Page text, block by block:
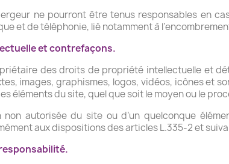
ne pourront être tenus responsables en
et de téléphonie, lié notamment à
et contrefaçons.
des droits de propriété intellectuelle et
images, graphismes, logos, vidéos, icônes et
éléments du site, quel que soit le moyen ou le
non autorisée du site ou d’un quelconque
aux dispositions des articles L.335-2 et